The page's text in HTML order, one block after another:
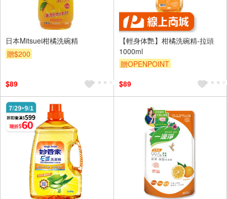
日本Mitsuei柑橘洗碗精
贈$200
$89
【輕身体艷】柑橘洗碗精-拉頭
1000ml
贈OPENPOINT
$89